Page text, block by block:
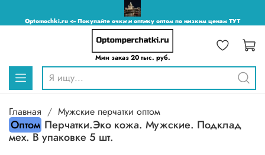
Optomochki.ru <-- Покупайте очки и оптику оптом по низким ценам ТУТ
Мин заказ 20 тыс. руб.
Главная Мужские перчатки оптом
Оптом Перчатки.Эко кожа. Мужские. Подклад
мех. В упаковке 5 шт.